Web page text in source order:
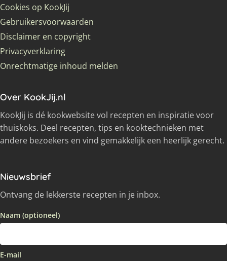
Cookies op KookJij
Gebruikersvoorwaarden
Disclaimer en copyright
Privacyverklaring
Onrechtmatige inhoud melden
Over KookJij.nl
KookJij is dé kookwebsite vol recepten en inspiratie voor
thuiskoks. Deel recepten, tips en kooktechnieken met
andere bezoekers en vind gemakkelijk een heerlijk gerecht.
Nieuwsbrief
Ontvang de lekkerste recepten in je inbox.
Naam (optioneel)
E-mail